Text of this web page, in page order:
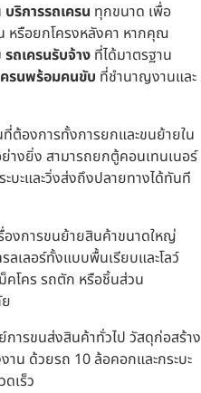
บริการรถเครน ทุกขนาด เพื่อ
หรือยกโครงหลังคา หากคุณ
รถเครนรับจ้าง ที่ได้มาตรฐาน
รนพร้อมคนขับ ที่ชำนาญงานและ
ต้องการทั้งการยกและขนย้ายใน
างยิ่ง สามารถยกตู้คอนเทนเนอร์
บะและวิ่งส่งถึงปลายทางได้ทันที
งการขนย้ายสินค้าขนาดใหญ่
เลอร์ทั้งแบบพื้นเรียบและโลว์
โคร รถตัก หรือชิ้นส่วน
การขนส่งสินค้าทั่วไป วัสดุก่อสร้าง
าน ด้วยรถ 10 ล้อคอกและกระบะ
เร็ว